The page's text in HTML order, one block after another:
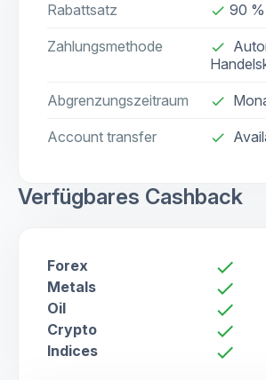
Rabattsatz done 90 %
Zahlungsmethode done
Abgrenzungszeitraum done
Account transfer check
Verfügbares Cashback
Forex check
Metals check
Oil check
Crypto check
Indices check